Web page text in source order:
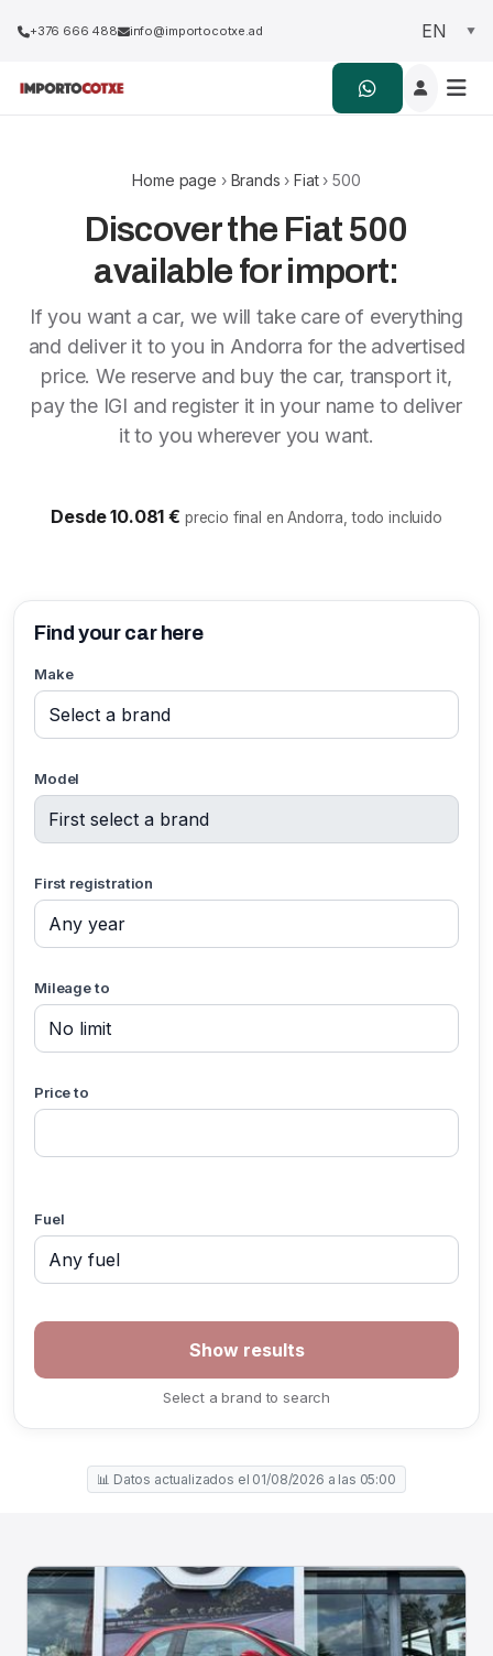
+376 666 488 info@importocotxe.ad
Home page › Brands ›Fiat› 500
Discover the Fiat 500
available for import:
If you want a car, we will take care of everything
and deliver it to you in Andorra for the advertised
price. We reserve and buy the car, transport it,
pay the IGI and register it in your name to deliver
it to you wherever you want.
Desde 10.081 € precio final en Andorra, todo incluido
Find your car here
Make
Model
First registration
Mileage to
Price to
Fuel
Select a brand to search
📊 Datos actualizados el 01/08/2026 a las 05:00